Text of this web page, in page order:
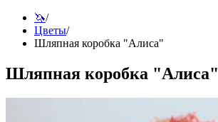
🦄/
Цветы/
Шляпная коробка "Алиса"
Шляпная коробка "Алиса"